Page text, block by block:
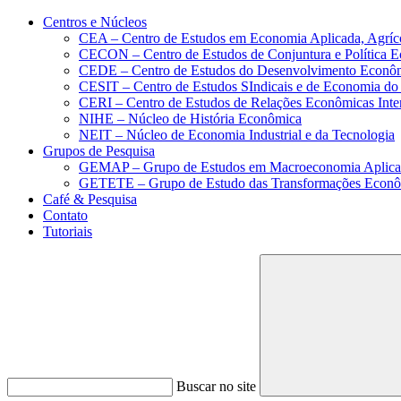
Conteúdo principal Menu principal
Centros e Núcleos
CEA – Centro de Estudos em Economia Aplicada,
CECON – Centro de Estudos de Conjuntura e Política
CEDE – Centro de Estudos do Desenvolvimento
CESIT – Centro de Estudos SIndicais e de Economia
CERI – Centro de Estudos de Relações Econômicas
NIHE – Núcleo de História Econômica
NEIT – Núcleo de Economia Industrial e da Tecnologia
Grupos de Pesquisa
GEMAP – Grupo de Estudos em Macroeconomia
GETETE – Grupo de Estudo das Transformações
Café & Pesquisa
Contato
Tutoriais
Buscar no site